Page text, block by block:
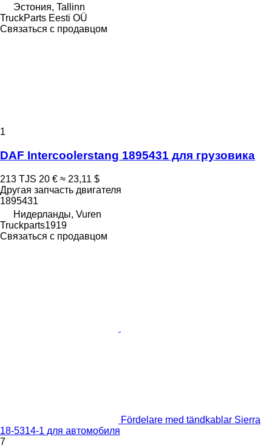
Эстония, Tallinn
TruckParts Eesti OÜ
Связаться с продавцом
1
DAF Intercoolerstang 1895431 для грузовика
213 TJS 20 € ≈ 23,11 $
Другая запчасть двигателя
1895431
Нидерланды, Vuren
Truckparts1919
Связаться с продавцом
Fördelare med tändkablar Sierra
18-5314-1 для автомобиля
7